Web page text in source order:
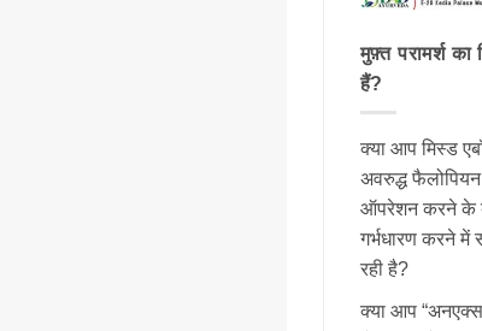
मुफ़्त परामर्श
हैं?
क्या आप मिस्ड
अवरुद्ध
ऑपरेशन करने के
गर्भधारण करने में
रही है?
क्या आप